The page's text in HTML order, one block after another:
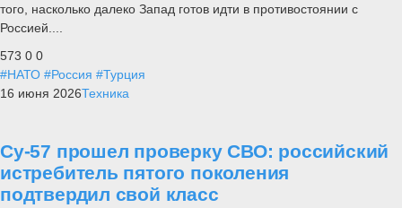
того, насколько далеко Запад готов идти в противостоянии с
Россией....
573 0 0
#НАТО #Россия #Турция
16 июня 2026Техника
Су-57 прошел проверку СВО: российский
истребитель пятого поколения
подтвердил свой класс